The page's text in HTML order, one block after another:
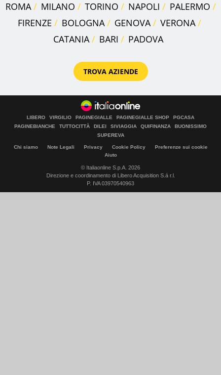
ROMA MILANO TORINO NAPOLI
PALERMO
FIRENZE
BOLOGNA GENOVA
VERONA
CATANIA
BARI PADOVA
TROVA AZIENDE
LIBERO VIRGILIO PAGINEGIALLE PAGINEGIALLE SHOP
PGCASA
PAGINEBIANCHE
TUTTOCITTÀ DILEI SIVIAGGIA QUIFINANZA
BUONISSIMO
SUPEREVA
Chi siamo Note Legali Privacy Cookie Policy
Preferenze sui cookie
Aiuto
© Italiaonline S.p.A. 2026
Direzione e coordinamento di Libero Acquisition S.á r.l.
P. IVA 03970540963